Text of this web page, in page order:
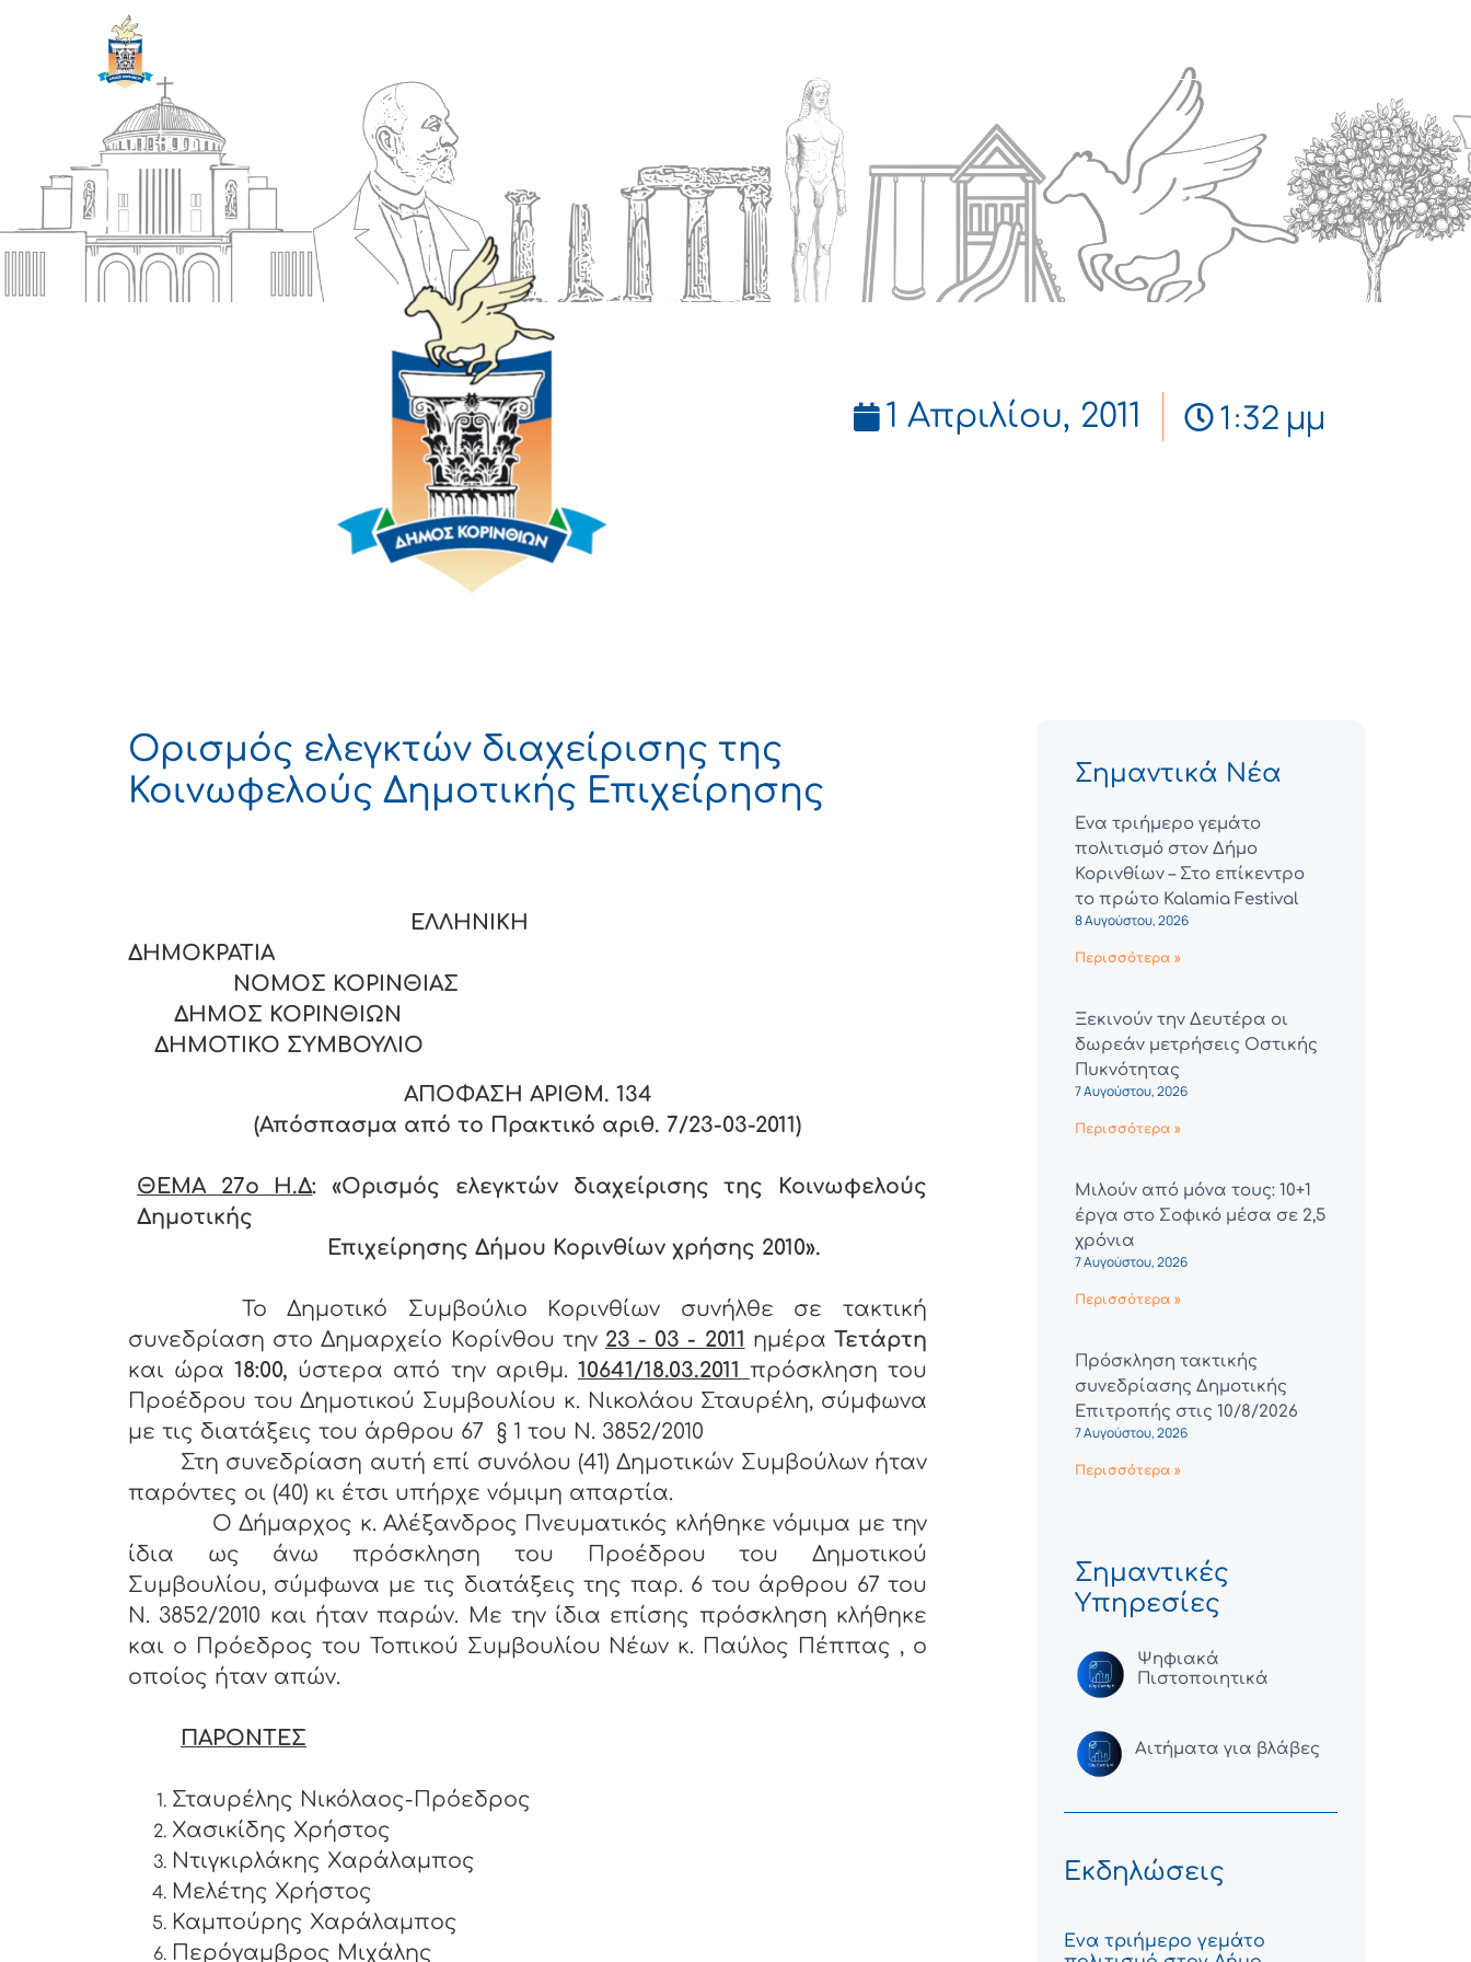
1 Απριλίου, 2011 1:32 μμ
Ορισμός ελεγκτών διαχείρισης της
Κοινωφελούς Δημοτικής Επιχείρησης
ΕΛΛΗΝΙΚΗ
ΔΗΜΟΚΡΑΤΙΑ
ΝΟΜΟΣ ΚΟΡΙΝΘΙΑΣ
ΔΗΜΟΣ ΚΟΡΙΝΘΙΩΝ
ΔΗΜΟΤΙΚΟ ΣΥΜΒΟΥΛΙΟ
ΑΠΟΦΑΣΗ ΑΡΙΘΜ. 134
(Απόσπασμα από το Πρακτικό αριθ. 7/23-03-2011)
ΘΕΜΑ 27o Η.Δ: «Ορισμός ελεγκτών διαχείρισης της Κοινωφελούς
Δημοτικής
Επιχείρησης Δήμου Κορινθίων χρήσης 2010».
Το Δημοτικό Συμβούλιο Κορινθίων συνήλθε σε τακτική
συνεδρίαση στο Δημαρχείο Κορίνθου την 23 - 03 - 2011 ημέραΤετάρτη
και ώρα18:00, ύστερα από την αριθμ. 10641/18.03.2011 πρόσκληση του
Προέδρου του Δημοτικού Συμβουλίου κ. Νικολάου Σταυρέλη, σύμφωνα
με τις διατάξεις του άρθρου 67 § 1 του Ν. 3852/2010
Στη συνεδρίαση αυτή επί συνόλου (41) Δημοτικών Συμβούλων ήταν
παρόντες οι (40) κι έτσι υπήρχε νόμιμη απαρτία.
Ο Δήμαρχος κ. Αλέξανδρος Πνευματικός κλήθηκε νόμιμα με την
ίδια ως άνω πρόσκληση του Προέδρου του Δημοτικού
Συμβουλίου, σύμφωνα με τις διατάξεις της παρ. 6 του άρθρου 67 του
Ν. 3852/2010 και ήταν παρών. Με την ίδια επίσης πρόσκληση κλήθηκε
και ο Πρόεδρος του Τοπικού Συμβουλίου Νέων κ. Παύλος Πέππας , ο
οποίος ήταν απών.
ΠΑΡΟΝΤΕΣ
Σταυρέλης Νικόλαος-Πρόεδρος
Χασικίδης Χρήστος
Ντιγκιρλάκης Χαράλαμπος
Μελέτης Χρήστος
Καμπούρης Χαράλαμπος
Περόγαμβρος Μιχάλης
Σημαντικά Νέα
Ένα τριήμερο γεμάτο
πολιτισμό στον Δήμο
Κορινθίων – Στο επίκεντρο
το πρώτο Kalamia Festival
8 Αυγούστου, 2026
Περισσότερα »
Ξεκινούν την Δευτέρα οι
δωρεάν μετρήσεις Οστικής
Πυκνότητας
7 Αυγούστου, 2026
Περισσότερα »
Μιλούν από μόνα τους: 10+1
έργα στο Σοφικό μέσα σε 2,5
χρόνια
7 Αυγούστου, 2026
Περισσότερα »
Πρόσκληση τακτικής
συνεδρίασης Δημοτικής
Επιτροπής στις 10/8/2026
7 Αυγούστου, 2026
Περισσότερα »
Σημαντικές
Υπηρεσίες
Ψηφιακά
Πιστοποιητικά
Αιτήματα για βλάβες
Εκδηλώσεις
Ένα τριήμερο γεμάτο